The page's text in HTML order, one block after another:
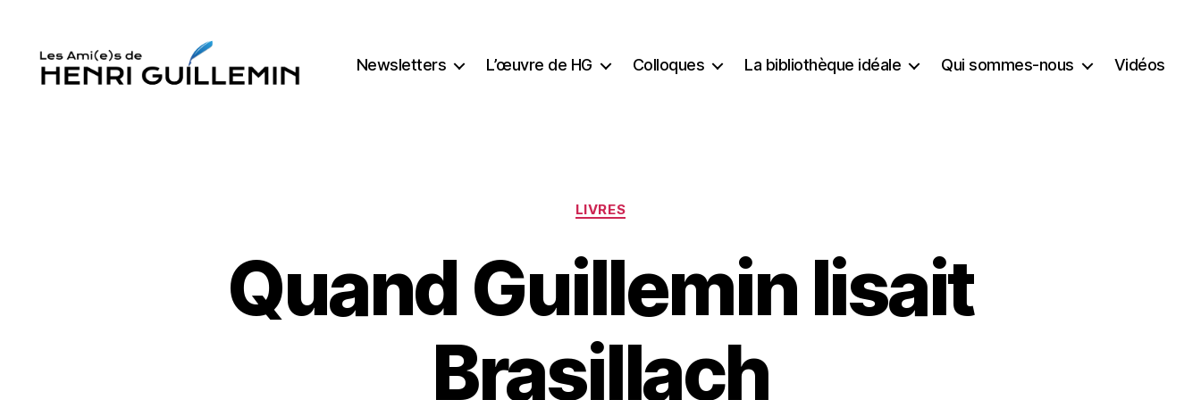
Newsletters L’œuvre de HG Colloques La bibliothèque idéale Qui sommes-nous Vidéos
Catégories
LIVRES
Quand Guillemin lisait
Brasillach